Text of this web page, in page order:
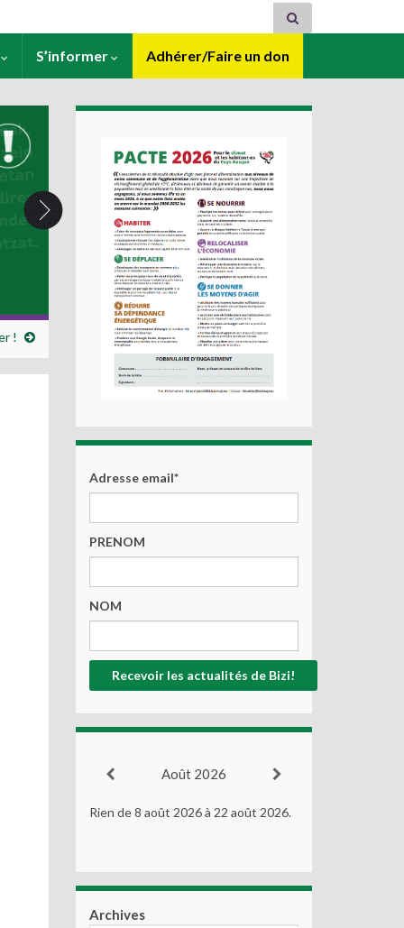
S’informer Adhérer/Faire un don
!
Adresse email*
PRENOM
NOM
Août 2026
Rien de 8 août 2026 à 22 août 2026.
Archives